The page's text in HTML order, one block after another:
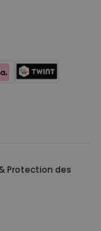
Protection des